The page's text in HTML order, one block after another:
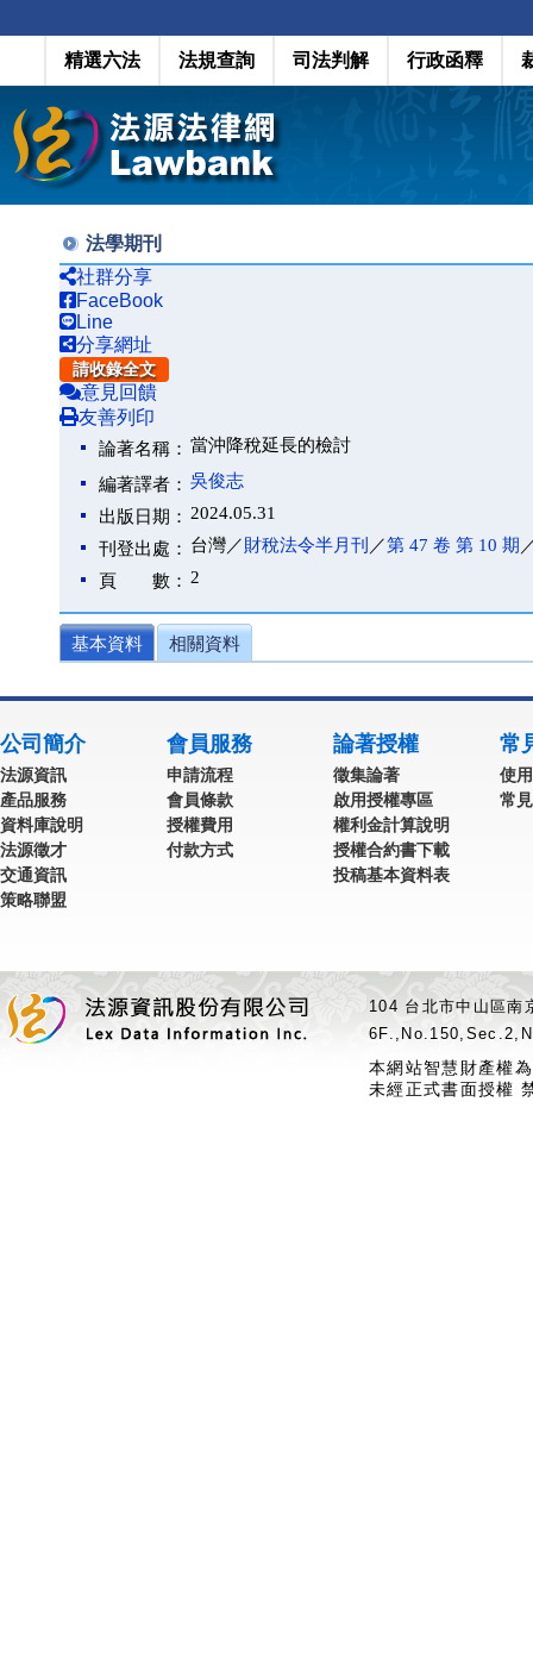
精選六法 法規查詢 司法判解 行政函釋
法學期刊
社群分享
FaceBook
Line
分享網址
請收錄全文
意見回饋
友善列印
論著名稱： 當沖降稅延長的檢討
編著譯者： 吳俊志
出版日期： 2024.05.31
刊登出處： 台灣／財稅法令半月刊 ／第 47 卷 第 10 期
頁 數： 2
基本資料 相關資料
公司簡介
法源資訊
產品服務
資料庫說明
法源徵才
交通資訊
策略聯盟
會員服務
申請流程
會員條款
授權費用
付款方式
論著授權
徵集論著
啟用授權專區
權利金計算說明
授權合約書下載
投稿基本資料表
常
使
常
104 台北市中山區
本網站智慧財產權
未經正式書面授權